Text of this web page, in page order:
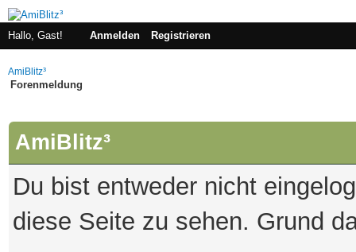
Hallo, Gast! Anmelden Registrieren
AmiBlitz³
Forenmeldung
AmiBlitz³
Du bist entweder nicht
diese Seite zu sehen. Grund